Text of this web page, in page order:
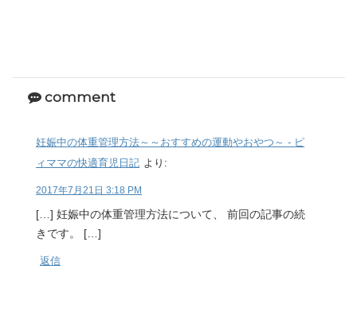
comment
妊娠中の体重管理方法～～おすすめの運動やおやつ～ - ピ
ィママの快適育児日記 より:
2017年7月21日 3:18 PM
[…] 妊娠中の体重管理方法について、 前回の記事の続
きです。 […]
返信